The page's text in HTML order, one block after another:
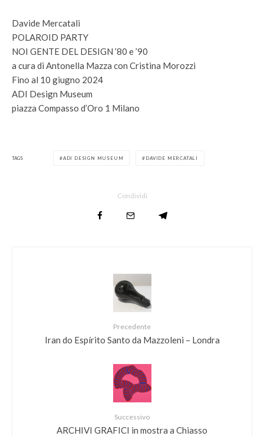
Davide Mercatali
POLAROID PARTY
NOI GENTE DEL DESIGN ’80 e ’90
a cura di Antonella Mazza con Cristina Morozzi
Fino al 10 giugno 2024
ADI Design Museum
piazza Compasso d’Oro 1 Milano
TAGS ADI DESIGN MUSEUM DAVIDE MERCATALI
Condividi
Precedente
Iran do Espírito Santo da Mazzoleni – Londra
Successivo
ARCHIVI GRAFICI in mostra a Chiasso